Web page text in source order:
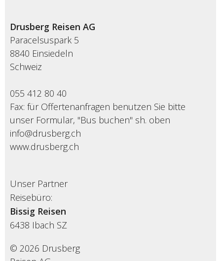
Drusberg Reisen AG
Paracelsuspark 5
8840 Einsiedeln
Schweiz
055 412 80 40
Fax: für Offertenanfragen benutzen Sie bitte
unser Formular, "Bus buchen" sh. oben
info@drusberg.ch
www.drusberg.ch
Unser Partner
Reisebüro:
Bissig Reisen
6438 Ibach SZ
© 2026 Drusberg